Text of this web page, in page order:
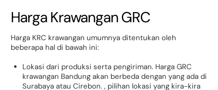
Harga Krawangan GRC
Harga KRC krawangan umumnya ditentukan oleh
beberapa hal di bawah ini:
Lokasi dari produksi serta pengiriman. Harga GRC
krawangan Bandung akan berbeda dengan yang ada di
Surabaya atau Cirebon. , pilihan lokasi yang kira-kira